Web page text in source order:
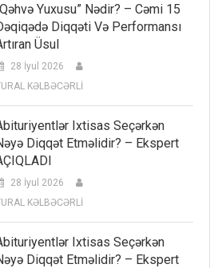
Yuxusu” Nədir? – Cəmi 15
Diqqəti Və Performansı
Üsul
28 İyul 2026
KƏLBƏCƏRLİ
Ixtisas Seçərkən
Diqqət Etməlidir? – Ekspert
28 İyul 2026
KƏLBƏCƏRLİ
Ixtisas Seçərkən
Diqqət Etməlidir? – Ekspert